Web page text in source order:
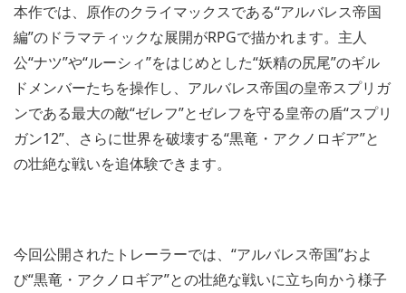
本作では、原作のクライマックスである“アルバレス帝国
編”のドラマティックな展開がRPGで描かれます。主人
公“ナツ”や“ルーシィ”をはじめとした“妖精の尻尾”のギル
ドメンバーたちを操作し、アルバレス帝国の皇帝スプリガ
ンである最大の敵“ゼレフ”とゼレフを守る皇帝の盾“スプリ
ガン12”、さらに世界を破壊する“黒竜・アクノロギア”と
の壮絶な戦いを追体験できます。
今回公開されたトレーラーでは、“アルバレス帝国”およ
び“黒竜・アクノロギア”との壮絶な戦いに立ち向かう様子